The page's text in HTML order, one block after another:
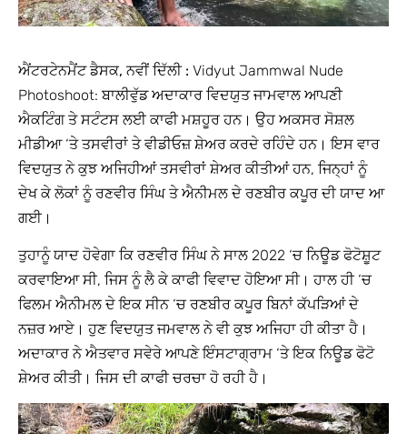
ਐਂਟਰਟੇਨਮੈਂਟ ਡੈਸਕ, ਨਵੀਂ ਦਿੱਲੀ : Vidyut Jammwal Nude
Photoshoot: ਬਾਲੀਵੁੱਡ ਅਦਾਕਾਰ ਵਿਦਯੁਤ ਜਾਮਵਾਲ ਆਪਣੀ
ਐਕਟਿੰਗ ਤੇ ਸਟੰਟਸ ਲਈ ਕਾਫੀ ਮਸ਼ਹੂਰ ਹਨ। ਉਹ ਅਕਸਰ ਸੋਸ਼ਲ
ਮੀਡੀਆ ‘ਤੇ ਤਸਵੀਰਾਂ ਤੇ ਵੀਡੀਓਜ਼ ਸ਼ੇਅਰ ਕਰਦੇ ਰਹਿੰਦੇ ਹਨ। ਇਸ ਵਾਰ
ਵਿਦਯੁਤ ਨੇ ਕੁਝ ਅਜਿਹੀਆਂ ਤਸਵੀਰਾਂ ਸ਼ੇਅਰ ਕੀਤੀਆਂ ਹਨ, ਜਿਨ੍ਹਾਂ ਨੂੰ
ਦੇਖ ਕੇ ਲੋਕਾਂ ਨੂੰ ਰਣਵੀਰ ਸਿੰਘ ਤੇ ਐਨੀਮਲ ਦੇ ਰਣਬੀਰ ਕਪੂਰ ਦੀ ਯਾਦ ਆ
ਗਈ।
ਤੁਹਾਨੂੰ ਯਾਦ ਹੋਵੇਗਾ ਕਿ ਰਣਵੀਰ ਸਿੰਘ ਨੇ ਸਾਲ 2022 ‘ਚ ਨਿਊਡ ਫੋਟੋਸ਼ੂਟ
ਕਰਵਾਇਆ ਸੀ, ਜਿਸ ਨੂੰ ਲੈ ਕੇ ਕਾਫੀ ਵਿਵਾਦ ਹੋਇਆ ਸੀ। ਹਾਲ ਹੀ ‘ਚ
ਫਿਲਮ ਐਨੀਮਲ ਦੇ ਇਕ ਸੀਨ ‘ਚ ਰਣਬੀਰ ਕਪੂਰ ਬਿਨਾਂ ਕੱਪੜਿਆਂ ਦੇ
ਨਜ਼ਰ ਆਏ। ਹੁਣ ਵਿਦਯੁਤ ਜਮਵਾਲ ਨੇ ਵੀ ਕੁਝ ਅਜਿਹਾ ਹੀ ਕੀਤਾ ਹੈ।
ਅਦਾਕਾਰ ਨੇ ਐਤਵਾਰ ਸਵੇਰੇ ਆਪਣੇ ਇੰਸਟਾਗ੍ਰਾਮ ‘ਤੇ ਇਕ ਨਿਊਡ ਫੋਟੋ
ਸ਼ੇਅਰ ਕੀਤੀ। ਜਿਸ ਦੀ ਕਾਫੀ ਚਰਚਾ ਹੋ ਰਹੀ ਹੈ।